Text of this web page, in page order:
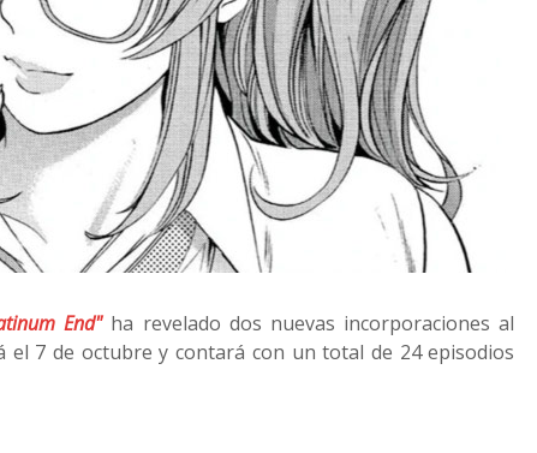
End"ha revelado dos nuevas incorporaciones al
el 7 de octubre y contará con un total de 24 episodios